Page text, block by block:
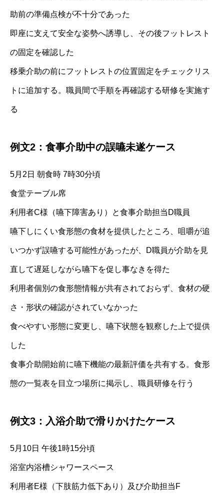
助前の準備点検が不十分であった
即座に支えて安全な姿勢へ誘導し、その後フットレスト
の固定を確認した
移乗介助の前にフットレストの位置固定をチェックリス
トに追加する。職員間で手順を再確認する研修を実施す
る
例文2：食事介助中の誤嚥未遂ケース
5月2日 朝食時 7時30分頃
食堂テーブル席
利用者C様（嚥下障害あり）と食事介助担当D職員
嚥下しにくい食形態の食材を提供したところ、咀嚼が追
いつかず誤嚥する可能性があったが、D職員が介助を見
直して遅延しながら嚥下を促し事なきを得た
利用者個別の食形態情報が共有されておらず、食材の硬
さ・形状の確認がされていなかった
食べやすい形態に変更し、嚥下状態を観察した上で提供
した
食事介助開始前に嚥下機能の最新評価を共有する。食形
態の一覧表を目立つ場所に掲示し、職員研修を行う
例文3：入浴介助で滑りかけたケース
5月10日 午後1時15分頃
浴室内浴槽シャワースペース
利用者E様（下肢筋力低下あり）及び介助担当F